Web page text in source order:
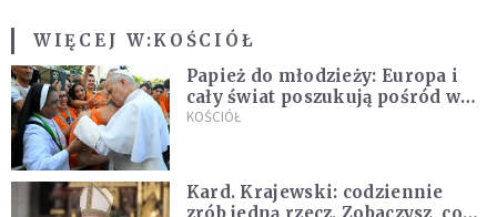
WIĘCEJ W:KOŚCIÓŁ
Papież do młodzieży: Europa i
cały świat poszukują pośród was
nowych świętych
KOŚCIÓŁ
Kard. Krajewski: codziennie